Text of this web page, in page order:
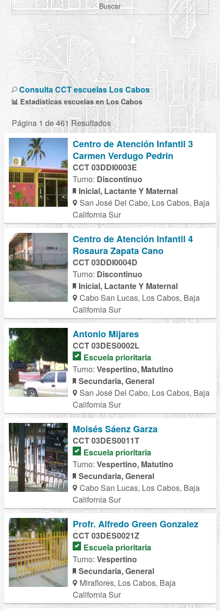
Buscar
Consulta CCT escuelas Los Cabos
📊 Estadisticas escuelas en Los Cabos
Página 1 de 461 Resultados
Centro de Atención Infantil 3
Carmen Verdugo Pedrin
CCT 03DDI0003E
Turno: Discontinuo
Inicial, Lactante Y Maternal
San José Del Cabo, Los Cabos, Baja
California Sur
Centro de Atención Infantil 4
Rosaura Zapata Cano
CCT 03DDI0004D
Turno: Discontinuo
Inicial, Lactante Y Maternal
Cabo San Lucas, Los Cabos, Baja
California Sur
Antonio Mijares
CCT 03DES0002L
Escuela prioritaria
Turno: Vespertino, Matutino
Secundaria, General
San José Del Cabo, Los Cabos, Baja
California Sur
Moisés Sáenz Garza
CCT 03DES0011T
Escuela prioritaria
Turno: Vespertino, Matutino
Secundaria, General
Cabo San Lucas, Los Cabos, Baja
California Sur
Profr. Alfredo Green Gonzalez
CCT 03DES0021Z
Escuela prioritaria
Turno: Vespertino
Secundaria, General
Miraflores, Los Cabos, Baja
California Sur